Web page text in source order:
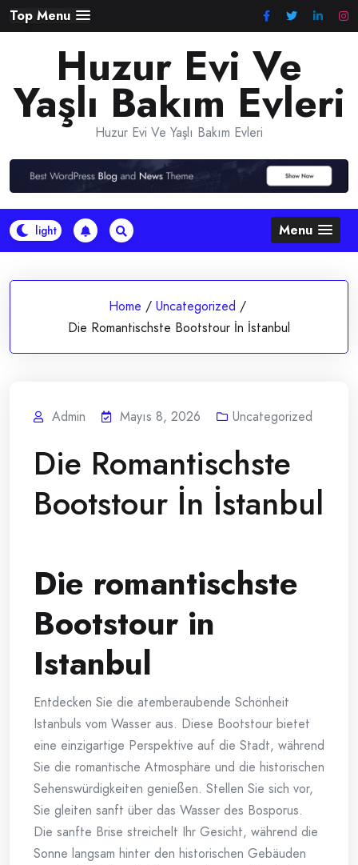
Skip
to
Top Menu
Huzur Evi Ve
Yaşlı Bakım Evleri
Huzur Evi Ve Yaşlı Bakım Evleri
Menu
Home / Uncategorized /
Die Romantischste Bootstour İn İstanbul
Admin Mayıs 8, 2026 Uncategorized
Die Romantischste
Bootstour İn İstanbul
Die romantischste
Bootstour in
Istanbul
Entdecken Sie die atemberaubende Schönheit
Istanbuls vom Wasser aus. Diese Bootstour bietet
eine einzigartige Perspektive auf die Stadt, während
Sie die romantische Atmosphäre und die historischen
Sehenswürdigkeiten genießen. Stellen Sie sich vor,
Sie gleiten sanft über das Wasser des Bosporus.
Die sanfte Brise streichelt Ihr Gesicht, während die
Sonne langsam hinter den historischen Gebäuden